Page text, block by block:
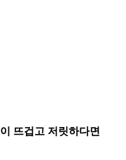
뜨겁고 저릿하다면